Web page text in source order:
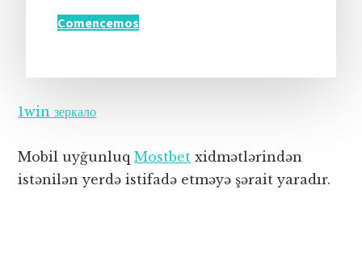
Comencemos
1win зеркало
Mobil uyğunluqMostbet xidmətlərindən
istənilən yerdə istifadə etməyə şərait yaradır.